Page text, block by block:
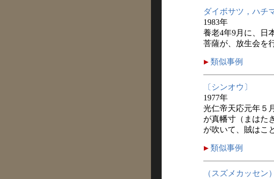
ダイボサツ，ハチ
1983年
養老4年9月に、日
菩薩が、放生会を
類似事例
〔シンオウ〕
1977年
光仁帝天応元年５
が真幡寸（まはた
が吹いて、賊はこ
類似事例
（スズメカッセン）